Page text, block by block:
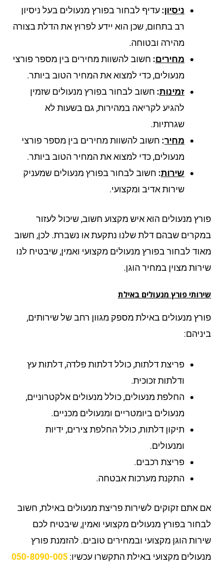
ניסיון:עדיף לבחור בפורץ מנעולים בעל ניסיון
רב בתחום, שכן הוא יידע לפרוץ את הדלת בצורה
מהירה ובטוחה.
מחירים:חשוב להשוות מחירים בין מספר פורצי
מנעולים, כדי למצוא את המחיר הטוב ביותר.
זמינות:חשוב לבחור בפורץ מנעולים שזמין
להגיע לקריאה במהירות, גם בשעות לא
שגרתיות.
מחיר:חשוב להשוות מחירים בין מספר פורצי
מנעולים, כדי למצוא את המחיר הטוב ביותר.
שירות:חשוב לבחור בפורץ מנעולים שמעניק
שירות אדיב ומקצועי.
מנעולים הוא איש מקצוע חשוב, שיכול לעזור
שבהם דלת שלנו נתקעת או נשברת. לכן, חשוב
לבחור בפורץ מנעולים מקצועי ואמין, שיבטיח לנו
מצוין במחיר הוגן.
פורץ מנעולים באילת
מנעולים באילת מספק מגוון רחב של שירותים,
פריצת דלתות, כולל דלתות פלדה, דלתות עץ
ודלתות זכוכית.
החלפת מנעולים, כולל מנעולים אלקטרוניים,
מנעולים ביומטריים ומנעולים מכניים.
תיקון דלתות, כולל החלפת צירים, ידיות
ומנעולים.
פריצת רכבים.
התקנת מערכות אבטחה.
אתם זקוקים לשירות פריצת מנעולים באילת, חשוב
בפורץ מנעולים מקצועי ואמין, שיבטיח לכם
הוגן מקצועי ובמחירים טובים. להזמנת פורץ
מקצועי באילת התקשרו עכשיו:050-8090-005